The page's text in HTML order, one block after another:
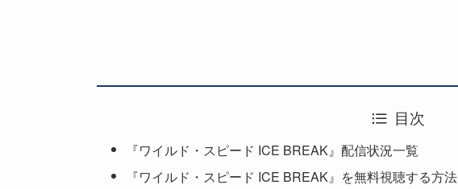
目次
『ワイルド・スピード ICE BREAK』配信状況一覧
『ワイルド・スピード ICE BREAK』を無料視聴する方法